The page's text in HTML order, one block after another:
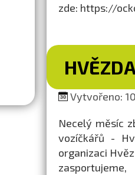
zde: https://
Vytvořeno:
Necelý měsíc
vozíčkářů -
organizaci